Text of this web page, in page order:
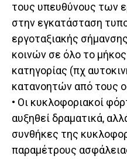
τους υπευθύνους των
στην εγκατάσταση
εργοταξιακής
κοινών σε όλο το μήκος
κατηγορίας (πχ
κατανοητών από τους
• Οι κυκλοφοριακοί
αυξηθεί δραματικά,
συνθήκες της
παραμέτρους